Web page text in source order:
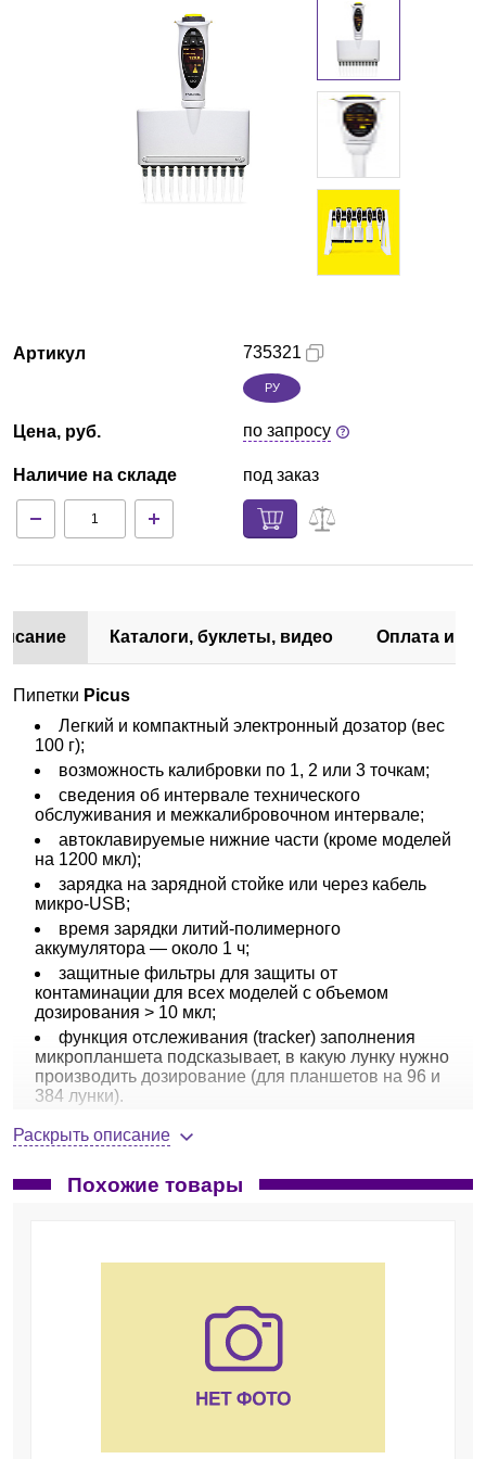
Технический сервис
Артикул
Цена, руб.
Наличие на складе
735321
РУ
по запросу
под заказ
Каталоги, буклеты, видео Оплата и
Пипетки Picus
Легкий и компактный электронный дозатор (вес
100 г);
возможность калибровки по 1, 2 или 3 точкам;
сведения об интервале технического
обслуживания и межкалибровочном интервале;
автоклавируемые нижние части (кроме моделей
на 1200 мкл);
зарядка на зарядной стойке или через кабель
микро-USB;
время зарядки литий-полимерного
аккумулятора — около 1 ч;
защитные фильтры для защиты от
контаминации для всех моделей с объемом
дозирования > 10 мкл;
функция отслеживания (tracker) заполнения
микропланшета подсказывает, в какую лунку нужно
производить дозирование (для планшетов на 96 и
384 лунки).
В этой серии выпускаются:
от 0,2 до10000 мкл,
8-канальные пипетки переменного объема — от
от 0,2 до1200 мкл.
четыре 8-канальных и четыре 12-канальных.
Picus
реализовано 8 основных
прямое дозирование;
Раскрыть описание
Похожие товары